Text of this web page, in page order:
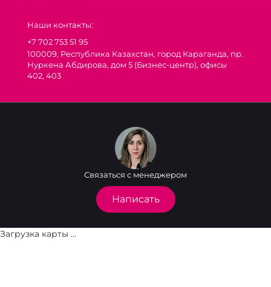
Наши контакты:
+7 702 753 51 95
100009, Республика Казахстан, город Караганда, пр.
Нуркена Абдирова, дом 5 (Бизнес-центр), офисы
402, 403
Связаться с менеджером
Написать
Загрузка карты ...